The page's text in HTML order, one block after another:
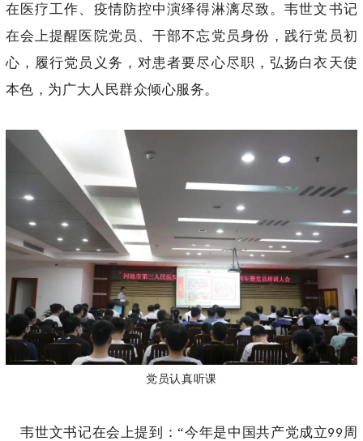
在医疗工作、疫情防控中演绎得淋漓尽致。韦世文书记
在会上提醒医院党员、干部不忘党员身份，践行党员初
心，履行党员义务，对患者要尽心尽职，弘扬白衣天使
本色，为广大人民群众倾心服务。
党员认真听课
韦世文书记在会上提到：“今年是中国共产党成立99 周